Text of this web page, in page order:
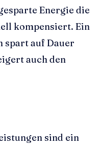
Energie die
kompensiert. Ein
auf Dauer
auch den
sind ein